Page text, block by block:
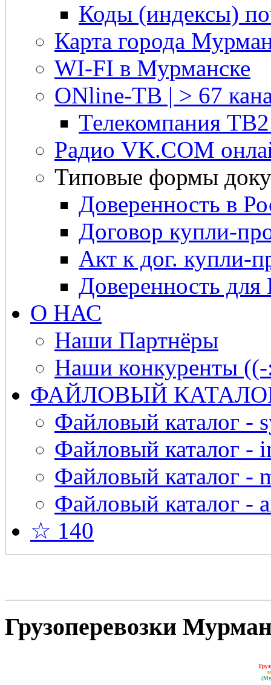
Коды (индексы)
Карта города
WI-FI в Мурманске
ONline-ТВ | > 67
Телекомпания
Радио VK.COM
Типовые формы
Доверенность в
Договор купли-
Акт к дог. купли-
Доверенность
О НАС
Наши Партнёры
Наши конкуренты
ФАЙЛОВЫЙ
Файловый каталог -
Файловый каталог -
Файловый каталог -
Файловый каталог -
☆ 140
Грузоперевозки